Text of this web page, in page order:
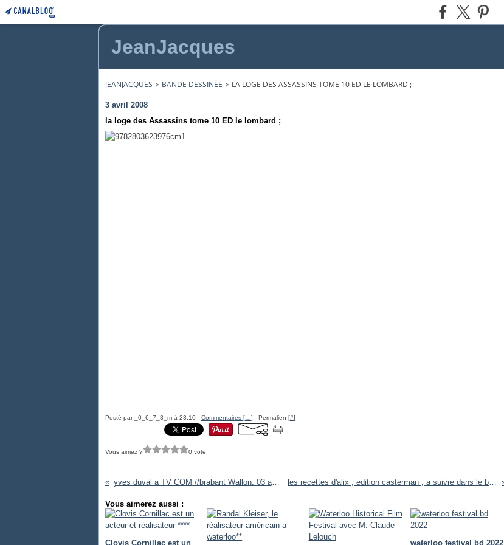
JeanJacques
JEANJACQUES > BANDE DESSINÉE > LA LOGE DES ASSASSINS TOME 10 ED LE LOMBARD ;
3 avril 2008
la loge des Assassins tome 10 ED le lombard ;
Posté par _0_6_7_3_m à 23:10 - Commentaires [ ] - Permalien [#]
Vous aimez ? 0 vote
yves duval a TV COM //brabant Wallon: 03 avril 2008 les recettes d'alix ; edition casterman ; a suivre dans le blog d'alix ;
Vous aimerez aussi :
Clovis Cornillac est un waterloo festival bd 2022